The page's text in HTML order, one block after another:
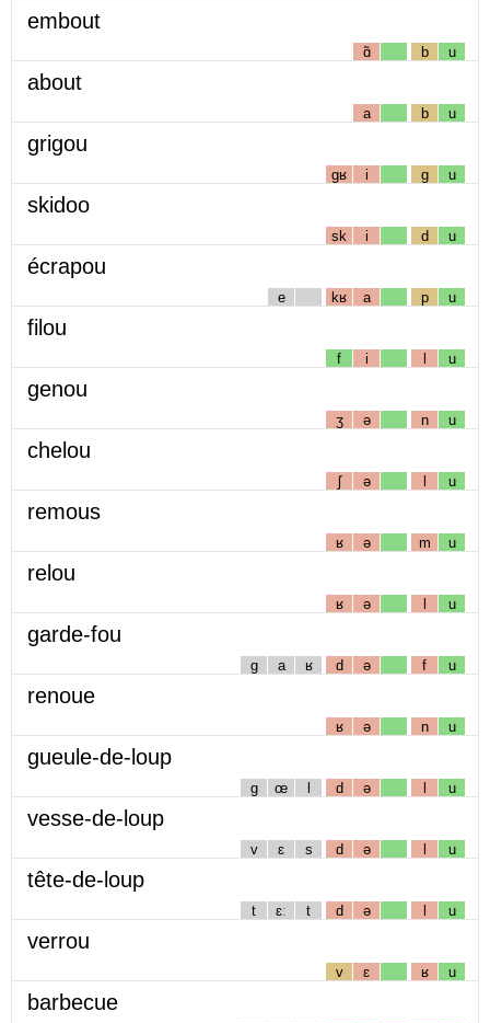
embout
ɑ̃ b u
about
a b u
grigou
gʁ i g u
skidoo
sk i d u
écrapou
e kʁ a p u
filou
f i l u
genou
ʒ ə n u
chelou
ʃ ə l u
remous
ʁ ə m u
relou
ʁ ə l u
garde-fou
g a ʁ d ə f u
renoue
ʁ ə n u
gueule-de-loup
g œ l d ə l u
vesse-de-loup
v ɛ s d ə l u
tête-de-loup
t ɛː t d ə l u
verrou
v ɛ ʁ u
barbecue